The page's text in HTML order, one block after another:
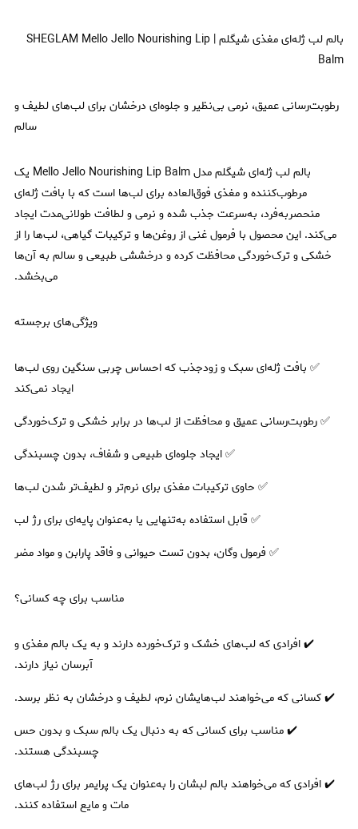
بالم لب ژله‌ای مغذی شیگلم | SHEGLAM Mello Jello Nourishing Lip
Balm
رطوبت‌رسانی عمیق، نرمی بی‌نظیر و جلوه‌ای درخشان برای لب‌های لطیف و
سالم
بالم لب ژله‌ای شیگلم مدل Mello Jello Nourishing Lip Balm یک
مرطوب‌کننده و مغذی فوق‌العاده برای لب‌ها است که با بافت ژله‌ای
منحصر‌به‌فرد، به‌سرعت جذب شده و نرمی و لطافت طولانی‌مدت ایجاد
می‌کند. این محصول با فرمول غنی از روغن‌ها و ترکیبات گیاهی، لب‌ها را از
خشکی و ترک‌خوردگی محافظت کرده و درخششی طبیعی و سالم به آن‌ها
می‌بخشد.
ویژگی‌های برجسته
✅ بافت ژله‌ای سبک و زودجذب که احساس چربی سنگین روی لب‌ها
ایجاد نمی‌کند
✅ رطوبت‌رسانی عمیق و محافظت از لب‌ها در برابر خشکی و ترک‌خوردگی
✅ ایجاد جلوه‌ای طبیعی و شفاف، بدون چسبندگی
✅ حاوی ترکیبات مغذی برای نرم‌تر و لطیف‌تر شدن لب‌ها
✅ قابل استفاده به‌تنهایی یا به‌عنوان پایه‌ای برای رژ لب
✅ فرمول وگان، بدون تست حیوانی و فاقد پارابن و مواد مضر
مناسب برای چه کسانی؟
✔️ افرادی که لب‌های خشک و ترک‌خورده دارند و به یک بالم مغذی و
آبرسان نیاز دارند.
✔️ کسانی که می‌خواهند لب‌هایشان نرم، لطیف و درخشان به نظر برسد.
✔️ مناسب برای کسانی که به دنبال یک بالم سبک و بدون حس
چسبندگی هستند.
✔️ افرادی که می‌خواهند بالم لبشان را به‌عنوان یک پرایمر برای رژ لب‌های
مات و مایع استفاده کنند.